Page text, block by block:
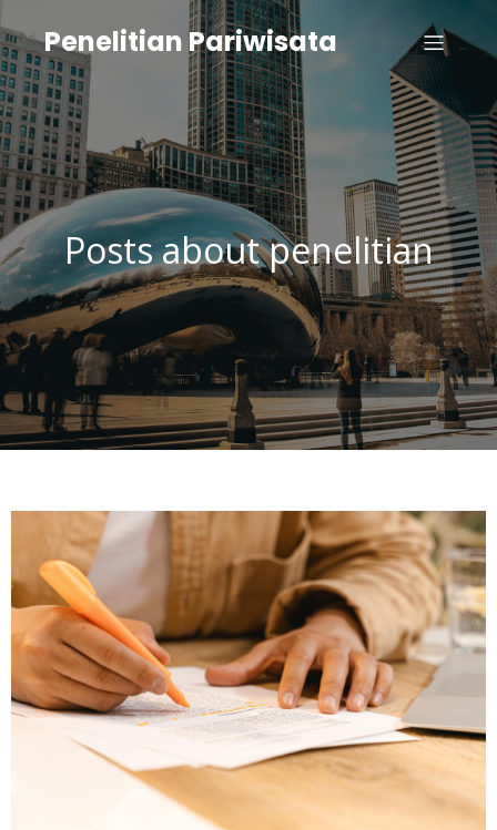
Penelitian Pariwisata
Posts about penelitian